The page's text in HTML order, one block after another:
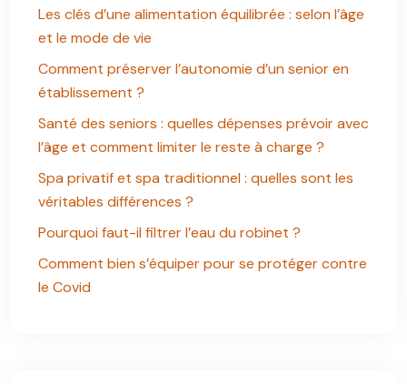
Les clés d’une alimentation équilibrée : selon l’âge
et le mode de vie
Comment préserver l’autonomie d’un senior en
établissement ?
Santé des seniors : quelles dépenses prévoir avec
l’âge et comment limiter le reste à charge ?
Spa privatif et spa traditionnel : quelles sont les
véritables différences ?
Pourquoi faut-il filtrer l’eau du robinet ?
Comment bien s’équiper pour se protéger contre
le Covid